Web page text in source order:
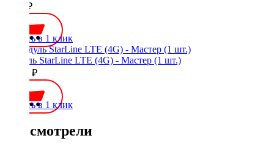
5300 ₽
Купить в 1 клик
Модуль StarLine LTE (4G) - Мастер (1 шт.)
11100 ₽
Купить в 1 клик
Вы смотрели